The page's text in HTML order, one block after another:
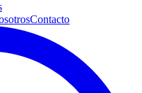
Contacto